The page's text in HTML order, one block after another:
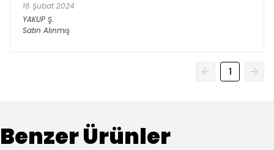
16 Şubat 2024
YAKUP Ş.
Satın Alınmış
1
Benzer Ürünler